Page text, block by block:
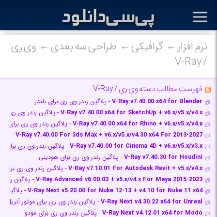
نرم افزار گرافیکی طراحی سه بعدی
وی ری
/ V-Ray
فهرست مطالب دسته وی ری / V-Ray
V-Ray v7.40.00 x64 for Blender- پلاگین رندر وی ری برای بلندر
V-Ray v7.40.00 x64 for SketchUp + v6.x/v5.x/v4.x- پلاگین رندر وی ری
V-Ray v7.40.00 x64 for Rhino + v6.x/v5.x/v4.x- پلاگین رندر وی ری برای
V-Ray v7.40.00 For 3ds Max + v6.x/v5.x/v4.30 x64 For 2013-2027
-
V-Ray v7.40.00 for Cinema 4D + v6.x/v5.x/v3.x- پلاگین رندر وی ری برای
V-Ray v7.40.30 for Houdini- پلاگین رندر وی ری برای هودینی
V-Ray v7.10.01 For Autodesk Revit + v5.x/v4.x- پلاگین رندر وی ری برای
V-Ray Advanced v6.00.03 + v5.x/v4.x For Maya 2015-2023- پلاگین
V-Ray Next v5.20.00 for Nuke 12-13 + v4.10 for Nuke 11 x64- پلاگین
V-Ray Next v4.30.22 x64 for Unreal- پلاگین رندر وی ری برای موتور آنریل
V-Ray Next v4.12.01 x64 for Modo- پلاگین رندر وی ری برای مودو